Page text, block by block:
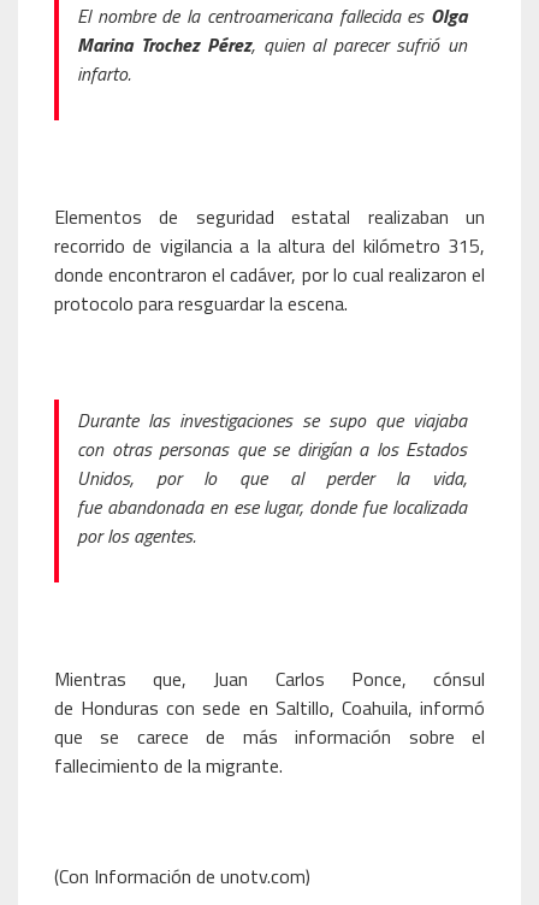
El nombre de la centroamericana fallecida es Olga
Marina Trochez Pérez, quien al parecer sufrió un
infarto.
Elementos de seguridad estatal realizaban un
recorrido de vigilancia a la altura del kilómetro 315,
donde encontraron el cadáver, por lo cual realizaron el
protocolo para resguardar la escena.
Durante las investigaciones se supo que viajaba
con otras personas que se dirigían a los Estados
Unidos, por lo que al perder la vida,
fue abandonada en ese lugar, donde fue localizada
por los agentes.
Mientras que, Juan Carlos Ponce, cónsul
de Honduras con sede en Saltillo, Coahuila, informó
que se carece de más información sobre el
fallecimiento de la migrante.
(Con Información de unotv.com)